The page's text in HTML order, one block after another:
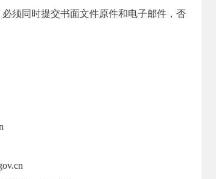
须同时提交书面文件原件和电子邮件，否